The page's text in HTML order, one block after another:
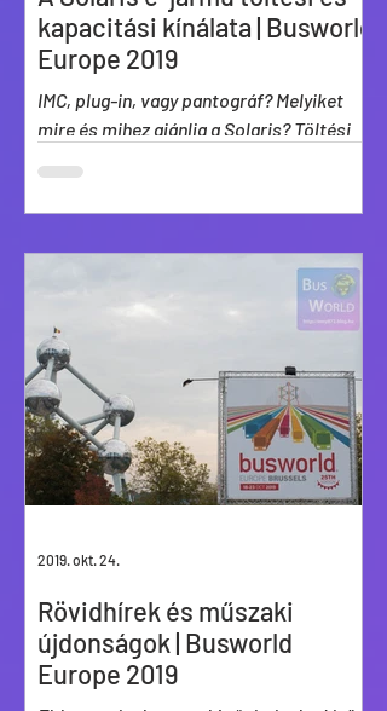
kapacitási kínálata | Busworld
Europe 2019
IMC, plug-in, vagy pantográf? Melyiket
mire és mihez ajánlja a Solaris? Töltési
Rövidhírek és műszaki
újdonságok | Busworld
Europe 2019
2019. okt. 24.